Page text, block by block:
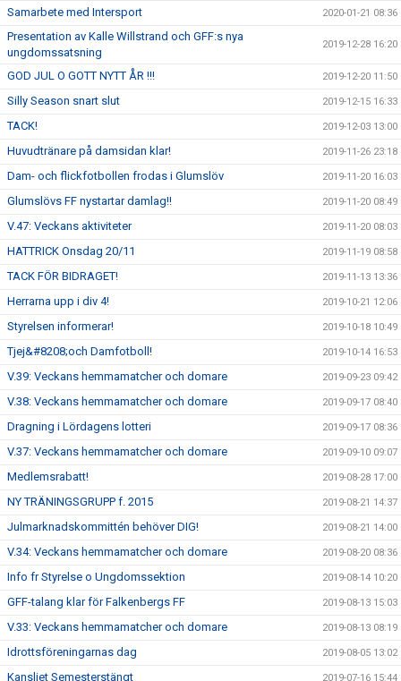
Samarbete med Intersport 2020-01-21 08:36
Presentation av Kalle Willstrand och GFF:s nya
ungdomssatsning
2019-12-28 16:20
GOD JUL O GOTT NYTT ÅR !!! 2019-12-20 11:50
Silly Season snart slut 2019-12-15 16:33
TACK! 2019-12-03 13:00
Huvudtränare på damsidan klar! 2019-11-26 23:18
Dam- och flickfotbollen frodas i Glumslöv 2019-11-20 16:03
Glumslövs FF nystartar damlag!! 2019-11-20 08:49
V.47: Veckans aktiviteter 2019-11-20 08:03
HATTRICK Onsdag 20/11 2019-11-19 08:58
TACK FÖR BIDRAGET! 2019-11-13 13:36
Herrarna upp i div 4! 2019-10-21 12:06
Styrelsen informerar! 2019-10-18 10:49
Tjej&#8208;och Damfotboll! 2019-10-14 16:53
V.39: Veckans hemmamatcher och domare 2019-09-23 09:42
V.38: Veckans hemmamatcher och domare 2019-09-17 08:40
Dragning i Lördagens lotteri 2019-09-17 08:36
V.37: Veckans hemmamatcher och domare 2019-09-10 09:07
Medlemsrabatt! 2019-08-28 17:00
NY TRÄNINGSGRUPP f. 2015 2019-08-21 14:37
Julmarknadskommittén behöver DIG! 2019-08-21 14:00
V.34: Veckans hemmamatcher och domare 2019-08-20 08:36
Info fr Styrelse o Ungdomssektion 2019-08-14 10:20
GFF-talang klar för Falkenbergs FF 2019-08-13 15:03
V.33: Veckans hemmamatcher och domare 2019-08-13 08:19
Idrottsföreningarnas dag 2019-08-05 13:02
Kansliet Semesterstängt 2019-07-16 15:44